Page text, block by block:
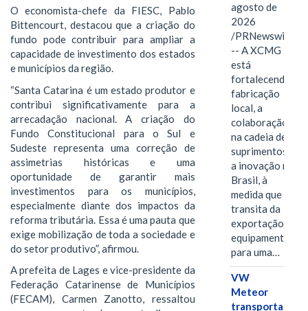
O economista-chefe da FIESC, Pablo
Bittencourt, destacou que a criação do
fundo pode contribuir para ampliar a
capacidade de investimento dos estados
e municípios da região.
“Santa Catarina é um estado produtor e
contribui significativamente para a
arrecadação nacional. A criação do
Fundo Constitucional para o Sul e
Sudeste representa uma correção de
assimetrias históricas e uma
oportunidade de garantir mais
investimentos para os municípios,
especialmente diante dos impactos da
reforma tributária. Essa é uma pauta que
exige mobilização de toda a sociedade e
do setor produtivo”, afirmou.
A prefeita de Lages e vice-presidente da
Federação Catarinense de Municípios
(FECAM), Carmen Zanotto, ressaltou
agosto de
2026
/PRNewswire/
-- A XCMG
está
fortalecendo a
fabricação
local, a
colaboração
na cadeia de
suprimentos e
a inovação no
Brasil, à
medida que
transita da
exportação de
equipamentos
para uma…
VW
Meteor
transporta